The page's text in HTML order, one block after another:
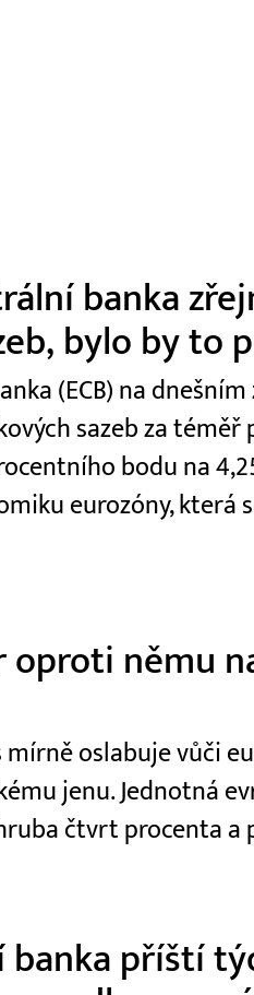
banka
bylo by to
(ECB) na
sazeb za téměř
bodu na
eurozóny, která
oproti němu
oslabuje vůči
jenu. Jednotná
čtvrt procenta a
banka příští